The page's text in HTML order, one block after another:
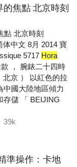
的焦點 北京時刻
點 北京時刻
体中文 8月 2014 寶
5717 Hora
， 腕錶二十四時
京 ） 以紅色的拉
中國大陸地區傾力
存儲 「 BEIJING
39k
準操作：卡地